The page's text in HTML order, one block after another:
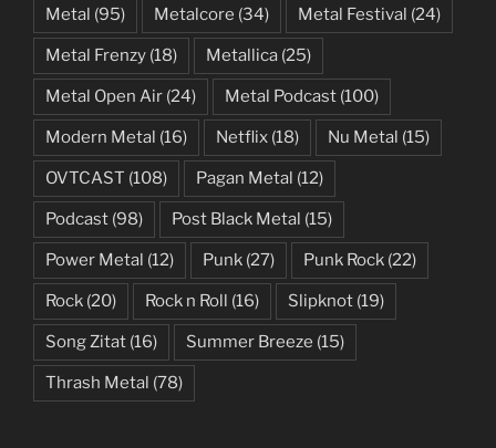
Metal (95) Metalcore (34) Metal Festival (24)
Metal Frenzy (18) Metallica (25)
Metal Open Air (24) Metal Podcast (100)
Modern Metal (16) Netflix (18) Nu Metal (15)
OVTCAST (108) Pagan Metal (12)
Podcast (98) Post Black Metal (15)
Power Metal (12) Punk (27) Punk Rock (22)
Rock (20) Rock n Roll (16) Slipknot (19)
Song Zitat (16) Summer Breeze (15)
Thrash Metal (78)